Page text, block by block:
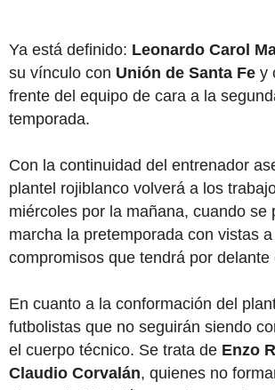
Ya está definido: Leonardo Carol
su vínculo con Unión de Santa Fe y
frente del equipo de cara a la
temporada.
Con la continuidad del entrenador
plantel rojiblanco volverá a los
miércoles por la mañana, cuando se
marcha la pretemporada con vistas
compromisos que tendrá por delante
En cuanto a la conformación del
futbolistas que no seguirán siendo
el cuerpo técnico. Se trata de Enzo
Claudio Corvalán, quienes no